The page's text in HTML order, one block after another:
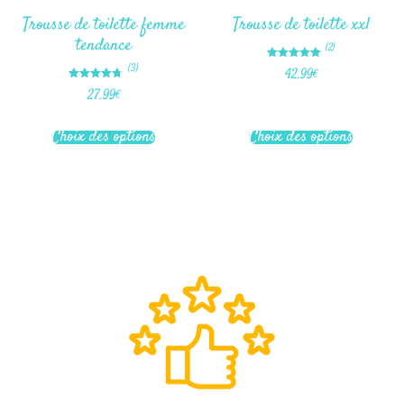
Trousse de toilette femme
tendance
Note
4.67
(3)
27.99€
Choix des options
Trousse de toilette xxl
Note
5.00
(2)
42.99€
Choix des options